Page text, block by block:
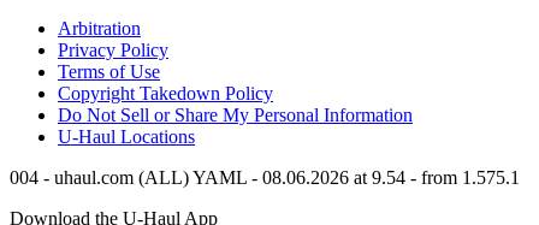
Arbitration
Privacy Policy
Terms of Use
Copyright Takedown Policy
Do Not Sell or Share My Personal Information
U-Haul Locations
004 - uhaul.com (ALL) YAML - 08.06.2026 at 9.54 - from 1.575.1
Download the U-Haul App